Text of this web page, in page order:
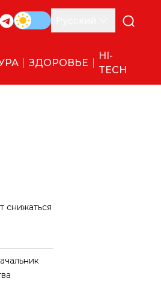
ЗДОРОВЬЕ
HI-
TECH
снижаться